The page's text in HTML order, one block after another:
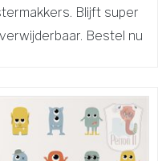
Blijft super
Bestel nu